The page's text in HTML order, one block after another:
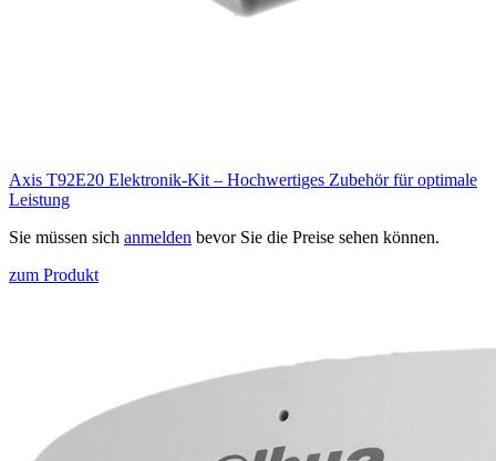
Axis T92E20 Elektronik-Kit – Hochwertiges Zubehör für optimale
Leistung
Sie müssen sich anmelden bevor Sie die Preise sehen können.
zum Produkt